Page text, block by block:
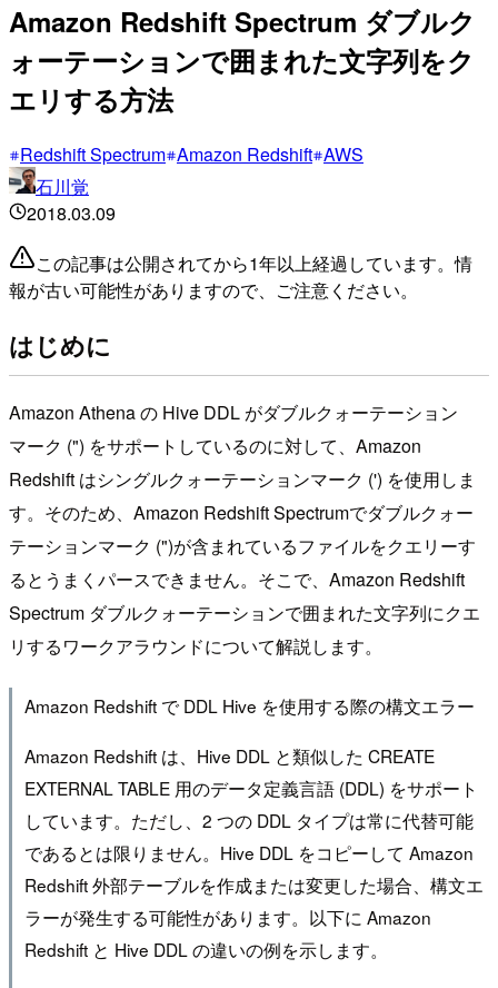
Amazon Redshift Spectrum ダブルク
ォーテーションで囲まれた文字列をク
エリする方法
Redshift Spectrum Amazon Redshift AWS
石川覚
2018.03.09
この記事は公開されてから1年以上経過しています。情
報が古い可能性がありますので、ご注意ください。
はじめに
Amazon Athena の Hive DDL がダブルクォーテーション
マーク (") をサポートしているのに対して、Amazon
Redshift はシングルクォーテーションマーク (') を使用しま
す。そのため、Amazon Redshift Spectrumでダブルクォー
テーションマーク (")が含まれているファイルをクエリーす
るとうまくパースできません。そこで、Amazon Redshift
Spectrum ダブルクォーテーションで囲まれた文字列にクエ
リするワークアラウンドについて解説します。
Amazon Redshift で DDL Hive を使用する際の構文エラー
Amazon Redshift は、Hive DDL と類似した CREATE
EXTERNAL TABLE 用のデータ定義言語 (DDL) をサポート
しています。ただし、2 つの DDL タイプは常に代替可能
であるとは限りません。Hive DDL をコピーして Amazon
Redshift 外部テーブルを作成または変更した場合、構文エ
ラーが発生する可能性があります。以下に Amazon
Redshift と Hive DDL の違いの例を示します。